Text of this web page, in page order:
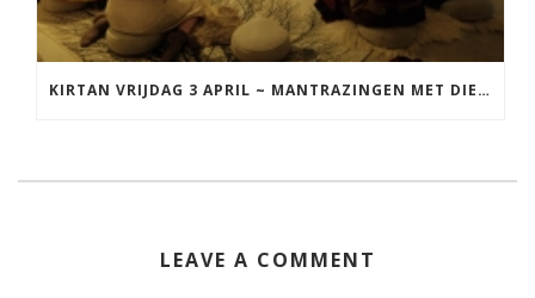
KIRTAN VRIJDAG 3 APRIL ~ MANTRAZINGEN MET DIEDERICK IN LEEUWARDEN
LEAVE A COMMENT